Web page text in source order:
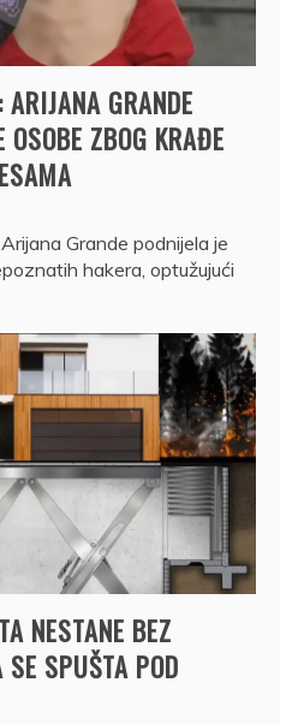
GRANDE
OSOBE ZBOG KRAĐE
Grande podnijela je
hakera, optužujući
NESTANE BEZ
SPUŠTA POD